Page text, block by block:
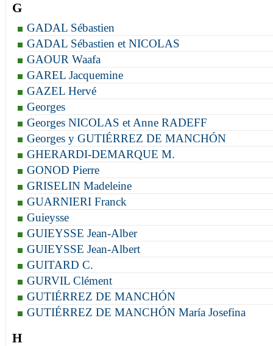
G
GADAL Sébastien
GADAL Sébastien et NICOLAS
GAOUR Waafa
GAREL Jacquemine
GAZEL Hervé
Georges
Georges NICOLAS et Anne RADEFF
Georges y GUTIÉRREZ DE MANCHÓN
GHERARDI-DEMARQUE M.
GONOD Pierre
GRISELIN Madeleine
GUARNIERI Franck
Guieysse
GUIEYSSE Jean-Alber
GUIEYSSE Jean-Albert
GUITARD C.
GURVIL Clément
GUTIÉRREZ DE MANCHÓN
GUTIÉRREZ DE MANCHÓN María Josefina
H